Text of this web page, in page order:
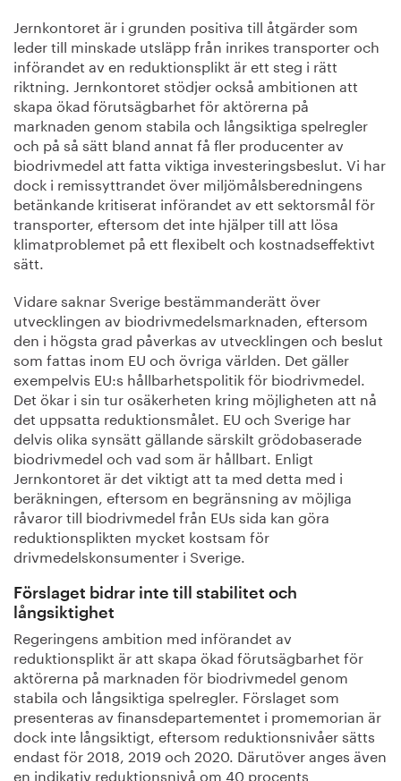
Jernkontoret är i grunden positiva till åtgärder som
leder till minskade utsläpp från inrikes transporter och
införandet av en reduktionsplikt är ett steg i rätt
riktning. Jernkontoret stödjer också ambitionen att
skapa ökad förutsägbarhet för aktörerna på
marknaden genom stabila och långsiktiga spelregler
och på så sätt bland annat få fler producenter av
biodrivmedel att fatta viktiga investeringsbeslut. Vi har
dock i remissyttrandet över miljömålsberedningens
betänkande kritiserat införandet av ett sektorsmål för
transporter, eftersom det inte hjälper till att lösa
klimatproblemet på ett flexibelt och kostnadseffektivt
sätt.
Vidare saknar Sverige bestämmanderätt över
utvecklingen av biodrivmedelsmarknaden, eftersom
den i högsta grad påverkas av utvecklingen och beslut
som fattas inom EU och övriga världen. Det gäller
exempelvis EU:s hållbarhetspolitik för biodrivmedel.
Det ökar i sin tur osäkerheten kring möjligheten att nå
det uppsatta reduktionsmålet. EU och Sverige har
delvis olika synsätt gällande särskilt grödobaserade
biodrivmedel och vad som är hållbart. Enligt
Jernkontoret är det viktigt att ta med detta med i
beräkningen, eftersom en begränsning av möjliga
råvaror till biodrivmedel från EUs sida kan göra
reduktionsplikten mycket kostsam för
drivmedelskonsumenter i Sverige.
Förslaget bidrar inte till stabilitet och
långsiktighet
Regeringens ambition med införandet av
reduktionsplikt är att skapa ökad förutsägbarhet för
aktörerna på marknaden för biodrivmedel genom
stabila och långsiktiga spelregler. Förslaget som
presenteras av finansdepartementet i promemorian är
dock inte långsiktigt, eftersom reduktionsnivåer sätts
endast för 2018, 2019 och 2020. Därutöver anges även
en indikativ reduktionsnivå om 40 procents